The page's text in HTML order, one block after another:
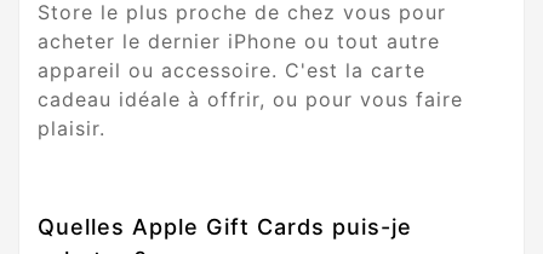
Store le plus proche de chez vous pour
acheter le dernier iPhone ou tout autre
appareil ou accessoire. C'est la carte
cadeau idéale à offrir, ou pour vous faire
plaisir.
Quelles Apple Gift Cards puis-je